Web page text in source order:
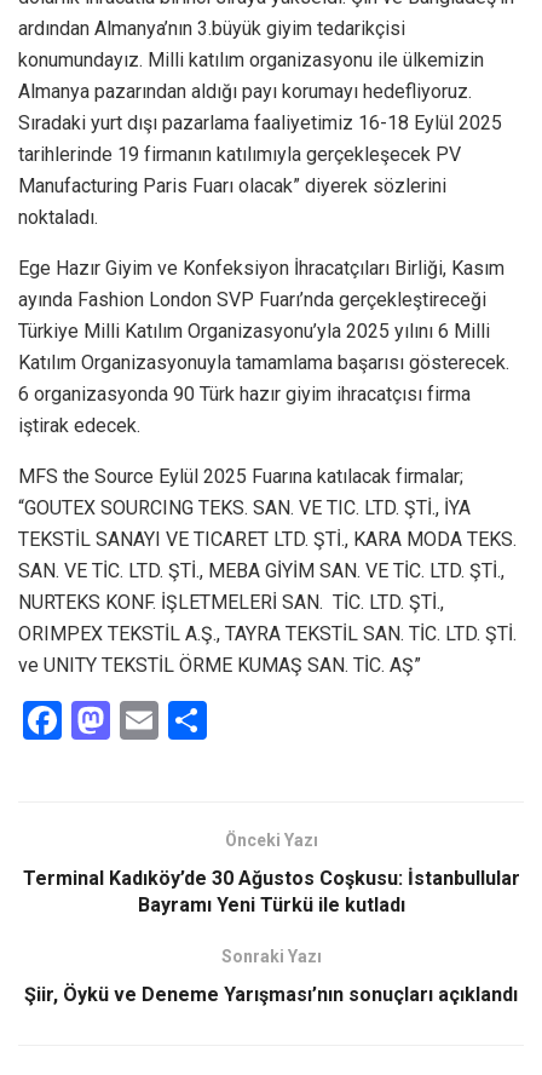
ardından Almanya’nın 3.büyük giyim tedarikçisi
konumundayız. Milli katılım organizasyonu ile ülkemizin
Almanya pazarından aldığı payı korumayı hedefliyoruz.
Sıradaki yurt dışı pazarlama faaliyetimiz 16-18 Eylül 2025
tarihlerinde 19 firmanın katılımıyla gerçekleşecek PV
Manufacturing Paris Fuarı olacak” diyerek sözlerini
noktaladı.
Ege Hazır Giyim ve Konfeksiyon İhracatçıları Birliği, Kasım
ayında Fashion London SVP Fuarı’nda gerçekleştireceği
Türkiye Milli Katılım Organizasyonu’yla 2025 yılını 6 Milli
Katılım Organizasyonuyla tamamlama başarısı gösterecek.
6 organizasyonda 90 Türk hazır giyim ihracatçısı firma
iştirak edecek.
MFS the Source Eylül 2025 Fuarına katılacak firmalar;
“GOUTEX SOURCING TEKS. SAN. VE TIC. LTD. ŞTİ., İYA
TEKSTİL SANAYI VE TICARET LTD. ŞTİ., KARA MODA TEKS.
SAN. VE TİC. LTD. ŞTİ., MEBA GİYİM SAN. VE TİC. LTD. ŞTİ.,
NURTEKS KONF. İŞLETMELERİ SAN. TİC. LTD. ŞTİ.,
ORIMPEX TEKSTİL A.Ş., TAYRA TEKSTİL SAN. TİC. LTD. ŞTİ.
ve UNITY TEKSTİL ÖRME KUMAŞ SAN. TİC. AŞ”
F
o
M
d
E
Önceki Yazı
Terminal Kadıköy’de 30 Ağustos Coşkusu: İstanbullular
Bayramı Yeni Türkü ile kutladı
Sonraki Yazı
Şiir, Öykü ve Deneme Yarışması’nın sonuçları açıklandı